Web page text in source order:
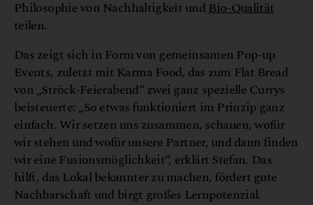
Philosophie von Nachhaltigkeit undBio-Qualität
teilen.
Das zeigt sich in Form von gemeinsamen Pop-up
Events, zuletzt mit Karma Food, das zum Flat Bread
von „Ströck-Feierabend“ zwei ganz spezielle Currys
beisteuerte: „So etwas funktioniert im Prinzip ganz
einfach. Wir setzen uns zusammen, schauen, wofür
wir stehen und wofür unsere Partner, und dann finden
wir eine Fusionsmöglichkeit“, erklärt Stefan. Das
hilft, das Lokal bekannter zu machen, fördert gute
Nachbarschaft und birgt großes Lernpotenzial.